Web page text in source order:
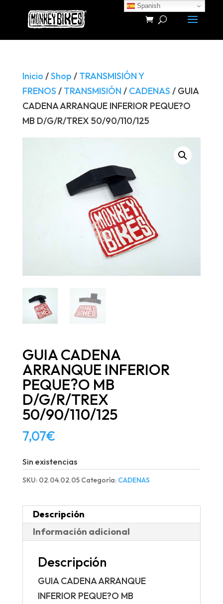
Búsqueda
productos
Inicio /Shop / TRANSMISIÓN Y
FRENOS / TRANSMISIÓN / CADENAS / GUIA
CADENA ARRANQUE INFERIOR PEQUE?O
MB D/G/R/TREX 50/90/110/125
GUIA CADENA
ARRANQUE INFERIOR
PEQUE?O MB
D/G/R/TREX
50/90/110/125
7,07€
Sin existencias
SKU: 02.04.02.05 Categoría: CADENAS
Descripción
Información adicional
Descripción
GUIA CADENA ARRANQUE
INFERIOR PEQUE?O MB
Spanish